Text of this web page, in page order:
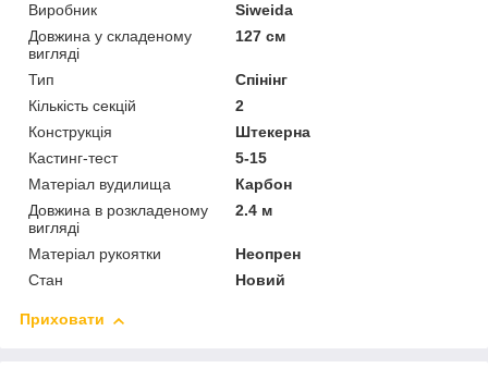
Виробник
Siweida
Довжина у складеному
вигляді
127 см
Тип
Спінінг
Кількість секцій
2
Конструкція
Штекерна
Кастинг-тест
5-15
Матеріал вудилища
Карбон
Довжина в розкладеному
вигляді
2.4 м
Матеріал рукоятки
Неопрен
Стан
Новий
Приховати